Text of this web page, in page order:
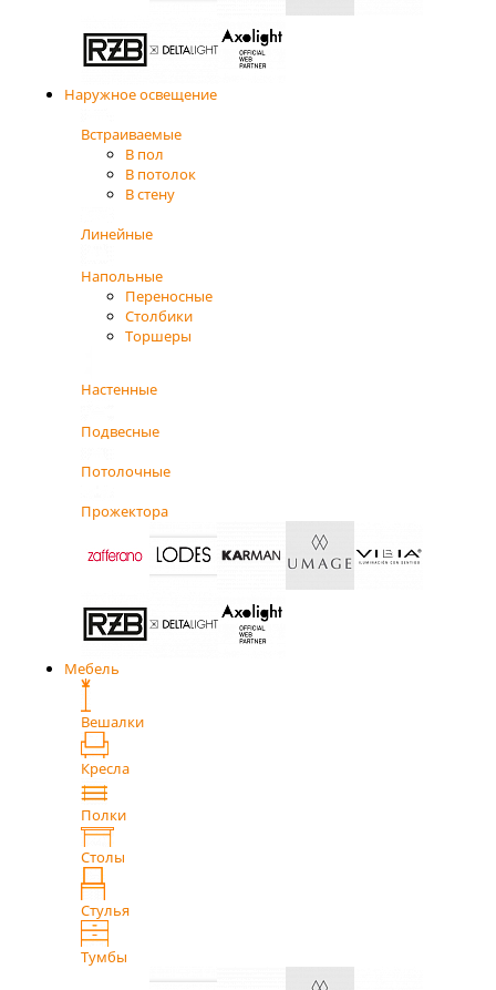
Наружное освещение
Встраиваемые
В пол
В потолок
В стену
Линейные
Напольные
Переносные
Столбики
Торшеры
Настенные
Подвесные
Потолочные
Прожектора
Мебель
Вешалки
Кресла
Полки
Столы
Стулья
Тумбы